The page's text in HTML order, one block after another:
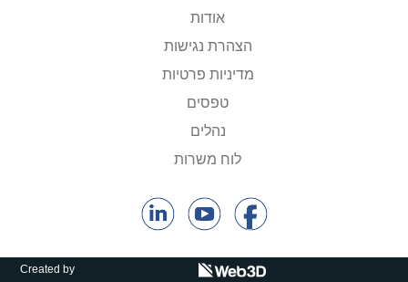
אודות
הצהרת נגישות
מדיניות פרטיות
טפסים
נהלים
לוח משרות
Created by